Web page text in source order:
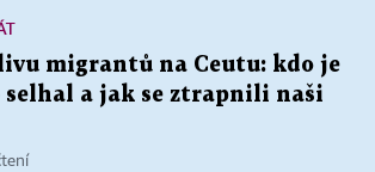
migrantů na Ceutu: kdo je
selhal a jak se ztrapnili naši